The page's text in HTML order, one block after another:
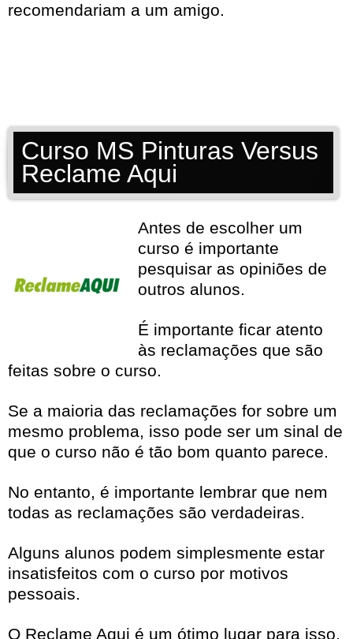
recomendariam a um amigo.
Curso MS Pinturas Versus
Reclame Aqui
Antes de escolher um
curso é importante
pesquisar as opiniões de
outros alunos.
É importante ficar atento
às reclamações que são
feitas sobre o curso.
Se a maioria das reclamações for sobre um
mesmo problema, isso pode ser um sinal de
que o curso não é tão bom quanto parece.
No entanto, é importante lembrar que nem
todas as reclamações são verdadeiras.
Alguns alunos podem simplesmente estar
insatisfeitos com o curso por motivos
pessoais.
O Reclame Aqui é um ótimo lugar para isso.